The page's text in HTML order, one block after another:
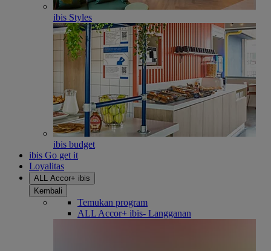
ibis Styles
ibis budget
ibis Go get it
Loyalitas
ALL Accor+ ibis
Kembali
Temukan program
ALL Accor+ ibis- Langganan